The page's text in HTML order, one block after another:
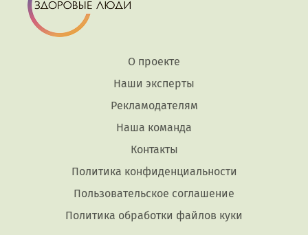
О проекте
Наши эксперты
Рекламодателям
Наша команда
Контакты
Политика конфиденциальности
Пользовательское соглашение
Политика обработки файлов куки